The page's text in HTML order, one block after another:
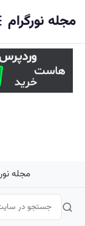
مجله نورگرام
مجله